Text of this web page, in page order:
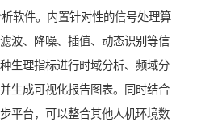
析软件。内置针对性的信号处理算
波、降噪、插值、动态识别等信
生理指标进行时域分析、频域分
生成可视化报告图表。同时结合
平台，可以整合其他人机环境数